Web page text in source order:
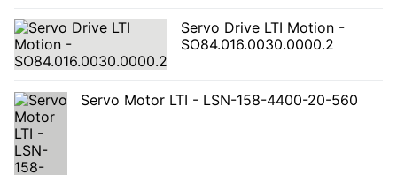
Servo Drive LTI Motion -
SO84.016.0030.0000.2
Servo Motor LTI - LSN-158-4400-20-560